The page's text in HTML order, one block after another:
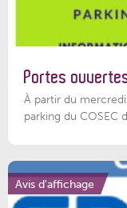
Portes
À partir du
parking du COSEC
Avis d'affichage